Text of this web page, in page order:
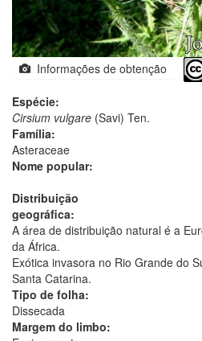
Informações de obtenção
Espécie:
Cirsium vulgare (Savi) Ten.
Família:
Asteraceae
Nome popular:
Distribuição
geográfica:
A área de distribuição natural é a
da África.
Exótica invasora no Rio Grande do
Santa Catarina.
Tipo de folha:
Dissecada
Margem do limbo: